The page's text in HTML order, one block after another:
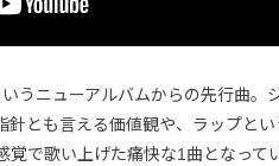
うニューアルバムからの先行曲。
針とも言える価値観や、ラップと
覚で歌い上げた痛快な1曲となって